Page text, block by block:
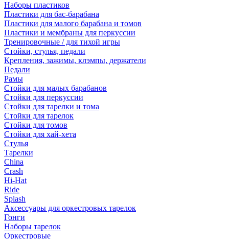
Наборы пластиков
Пластики для бас-барабана
Пластики для малого барабана и томов
Пластики и мембраны для перкуссии
Тренировочные / для тихой игры
Стойки, стулья, педали
Крепления, зажимы, клэмпы, держатели
Педали
Рамы
Стойки для малых барабанов
Стойки для перкуссии
Стойки для тарелки и тома
Стойки для тарелок
Стойки для томов
Стойки для хай-хета
Стулья
Тарелки
China
Crash
Hi-Hat
Ride
Splash
Аксессуары для оркестровых тарелок
Гонги
Наборы тарелок
Оркестровые